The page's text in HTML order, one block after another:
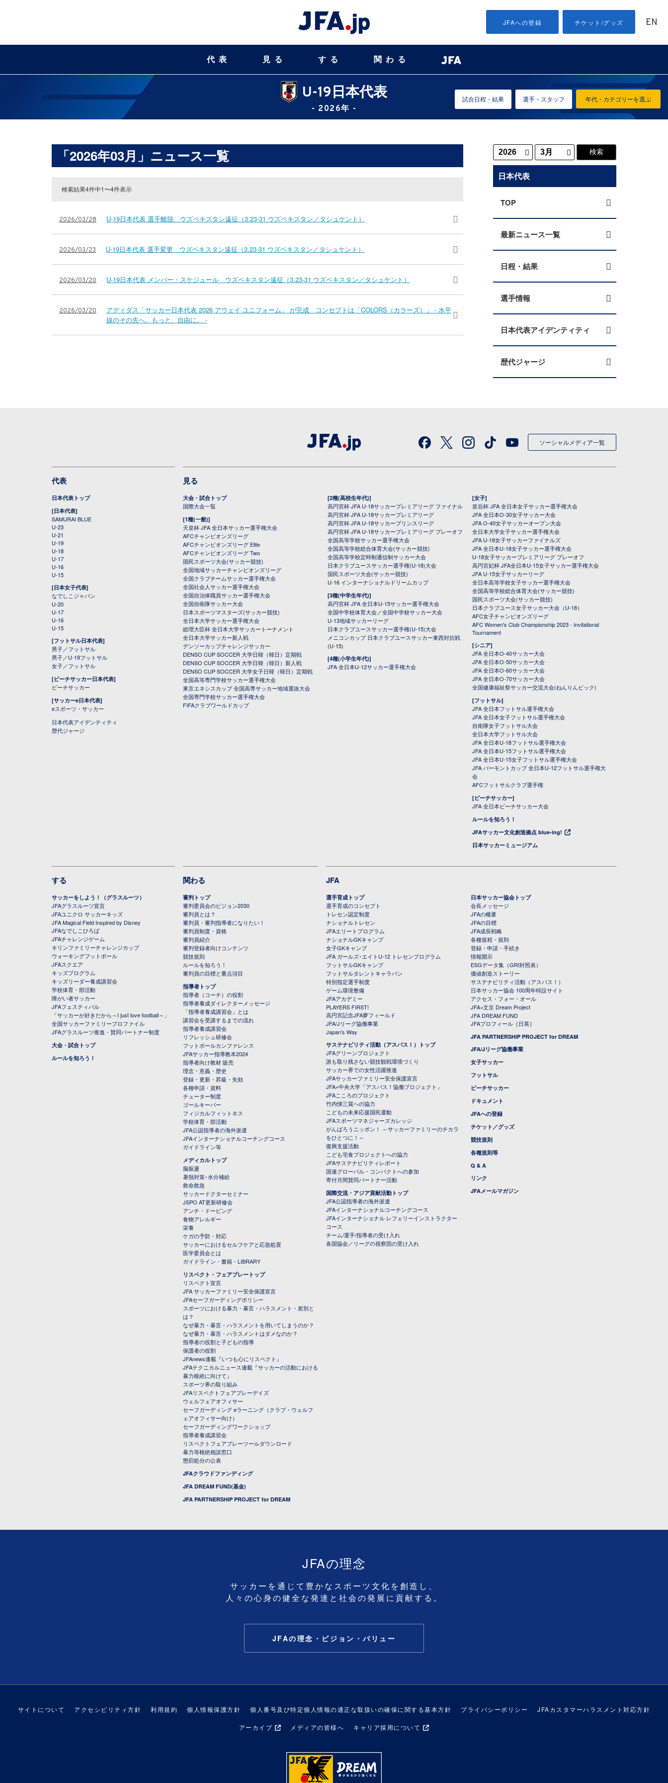
JFAへの登録 チケット/グッズ EN
代表 見る する 関わる
U-19日本代表
- 2026年 -
年代・カテゴリーを選ぶ
試合日程・結果 選手・スタッフ
「2026年03月」ニュース一覧
検索結果4件中1〜4件表示
2026/03/28 U-19日本代表 選手離脱 ウズベキスタン遠征（3.23-31 ウズベキスタン／タシュケント）
2026/03/23 U-19日本代表 選手変更 ウズベキスタン遠征（3.23-31 ウズベキスタン／タシュケント）
2026/03/20 U-19日本代表 メンバー・スケジュール ウズベキスタン遠征（3.23-31 ウズベキスタン／タシュケント）
2026/03/20
アディダス「サッカー日本代表 2026 アウェイ ユニフォーム」 が完成 コンセプトは「COLORS（カラーズ）」 - 水平
線のその先へ。もっと、自由に。 -
日本代表
TOP
最新ニュース一覧
日程・結果
選手情報
日本代表アイデンティティ
歴代ジャージ
ソーシャルメディア一覧
代表
日本代表トップ
[日本代表]
SAMURAI BLUE
U-23
U-21
U-19
U-18
U-17
U-16
U-15
[日本女子代表]
なでしこジャパン
U-20
U-17
U-16
U-15
[フットサル日本代表]
男子／フットサル
男子／U-19フットサル
女子／フットサル
[ビーチサッカー日本代表]
ビーチサッカー
[サッカーe日本代表]
eスポーツ・サッカー
日本代表アイデンティティ
歴代ジャージ
見る
大会・試合トップ
国際大会一覧
[1種(一般)]
天皇杯 JFA 全日本サッカー選手権大会
AFCチャンピオンズリーグ
AFCチャンピオンズリーグ Elite
AFCチャンピオンズリーグ Two
国民スポーツ大会(サッカー競技)
全国地域サッカーチャンピオンズリーグ
全国クラブチームサッカー選手権大会
全国社会人サッカー選手権大会
全国自治体職員サッカー選手権大会
全国自衛隊サッカー大会
日本スポーツマスターズ(サッカー競技)
全日本大学サッカー選手権大会
総理大臣杯 全日本大学サッカートーナメント
全日本大学サッカー新人戦
デンソーカップチャレンジサッカー
DENSO CUP SOCCER 大学日韓（韓日）定期戦
DENSO CUP SOCCER 大学日韓（韓日）新人戦
DENSO CUP SOCCER 大学女子日韓（韓日）定期戦
全国高等専門学校サッカー選手権大会
東京エネシスカップ 全国高専サッカー地域選抜大会
全国専門学校サッカー選手権大会
FIFAクラブワールドカップ
[2種(高校生年代)]
高円宮杯 JFA U-18サッカープレミアリーグ ファイナル
高円宮杯 JFA U-18サッカープレミアリーグ
高円宮杯 JFA U-18サッカープリンスリーグ
高円宮杯 JFA U-18サッカープレミアリーグ プレーオフ
全国高等学校サッカー選手権大会
全国高等学校総合体育大会(サッカー競技)
全国高等学校定時制通信制サッカー大会
日本クラブユースサッカー選手権(U-18)大会
国民スポーツ大会(サッカー競技)
U-16 インターナショナルドリームカップ
[3種(中学生年代)]
高円宮杯 JFA 全日本U-15サッカー選手権大会
全国中学校体育大会／全国中学校サッカー大会
U-13地域サッカーリーグ
日本クラブユースサッカー選手権(U-15)大会
メニコンカップ 日本クラブユースサッカー東西対抗戦
(U-15)
[4種(小学生年代)]
JFA 全日本U-12サッカー選手権大会
[女子]
皇后杯 JFA 全日本女子サッカー選手権大会
JFA 全日本O-30女子サッカー大会
JFA O-40女子サッカーオープン大会
全日本大学女子サッカー選手権大会
JFA U-18女子サッカーファイナルズ
JFA 全日本U-18女子サッカー選手権大会
U-18女子サッカープレミアリーグ プレーオフ
高円宮妃杯 JFA全日本U-15女子サッカー選手権大会
JFA U-15女子サッカーリーグ
全日本高等学校女子サッカー選手権大会
全国高等学校総合体育大会(サッカー競技)
国民スポーツ大会(サッカー競技)
日本クラブユース女子サッカー大会（U-18）
AFC女子チャンピオンズリーグ
AFC Women's Club Championship 2023 - Invitational
Tournament
[シニア]
JFA 全日本O-40サッカー大会
JFA 全日本O-50サッカー大会
JFA 全日本O-60サッカー大会
JFA 全日本O-70サッカー大会
全国健康福祉祭サッカー交流大会(ねんりんピック)
[フットサル]
JFA 全日本フットサル選手権大会
JFA 全日本女子フットサル選手権大会
自衛隊女子フットサル大会
全日本大学フットサル大会
JFA 全日本U-18フットサル選手権大会
JFA 全日本U-15フットサル選手権大会
JFA 全日本U-15女子フットサル選手権大会
JFA バーモントカップ 全日本U-12フットサル選手権大
会
AFCフットサルクラブ選手権
[ビーチサッカー]
JFA 全日本ビーチサッカー大会
ルールを知ろう！
JFAサッカー文化創造拠点 blue-ing!
日本サッカーミュージアム
する
サッカーをしよう！（グラスルーツ）
JFAグラスルーツ宣言
JFAユニクロ サッカーキッズ
JFA Magical Field Inspired by Disney
JFAなでしこひろば
JFAチャレンジゲーム
キリンファミリーチャレンジカップ
ウォーキングフットボール
JFAスクエア
キッズプログラム
キッズリーダー養成講習会
学校体育・部活動
障がい者サッカー
JFAフェスティバル
「サッカーが好きだから～I just love football～」
全国サッカーファミリープロファイル
JFAグラスルーツ推進・賛同パートナー制度
大会・試合トップ
ルールを知ろう！
関わる
審判トップ
審判委員会のビジョン2030
審判員とは？
審判員・審判指導者になりたい！
審判員制度・資格
審判員紹介
審判登録者向けコンテンツ
競技規則
ルールを知ろう！
審判員の目標と重点項目
指導者トップ
指導者（コーチ）の役割
指導者養成ダイレクターメッセージ
「指導者養成講習会」とは
講習会を受講するまでの流れ
指導者養成講習会
リフレッシュ研修会
フットボールカンファレンス
JFAサッカー指導教本2024
指導者向け教材 販売
理念・意義・歴史
登録・更新・昇級・失効
各種申請・資料
チューター制度
ゴールキーパー
フィジカルフィットネス
学校体育・部活動
JFA公認指導者の海外派遣
JFAインターナショナルコーチングコース
ガイドライン等
メディカルトップ
脳振盪
暑熱対策･水分補給
救命救急
サッカードクターセミナー
JSPO AT更新研修会
アンチ・ドーピング
食物アレルギー
栄養
ケガの予防・対応
サッカーにおけるセルフケアと応急処置
医学委員会とは
ガイドライン・書籍・LIBRARY
リスペクト・フェアプレートップ
リスペクト宣言
JFA サッカーファミリー安全保護宣言
JFAセーフガーディングポリシー
スポーツにおける暴力・暴言・ハラスメント・差別と
は？
なぜ暴力・暴言・ハラスメントを用いてしまうのか？
なぜ暴力・暴言・ハラスメントはダメなのか？
指導者の役割と子どもの指導
保護者の役割
JFAnews連載『いつも心にリスペクト』
JFAテクニカルニュース連載『サッカーの活動における
暴力根絶に向けて』
スポーツ界の取り組み
JFAリスペクトフェアプレーデイズ
ウェルフェアオフィサー
セーフガーディング eラーニング（クラブ・ウェルフ
ェアオフィサー向け）
セーフガーディングワークショップ
指導者養成講習会
リスペクトフェアプレーツールダウンロード
暴力等根絶相談窓口
懲罰処分の公表
JFAクラウドファンディング
JFA DREAM FUND(基金)
JFA PARTNERSHIP PROJECT for DREAM
JFA
選手育成トップ
選手育成のコンセプト
トレセン認定制度
ナショナルトレセン
JFAエリートプログラム
ナショナルGKキャンプ
女子GKキャンプ
JFA ガールズ･エイトU-12 トレセンプログラム
フットサルGKキャンプ
フットサルタレントキャラバン
特別指定選手制度
ゲーム環境整備
JFAアカデミー
PLAYERS FIRST!
高円宮記念JFA夢フィールド
JFA/Jリーグ協働事業
Japan's Way
サステナビリティ活動（アスパス！）トップ
JFAグリーンプロジェクト
誰も取り残さない競技観戦環境づくり
サッカー界での女性活躍推進
JFAサッカーファミリー安全保護宣言
JFA×中央大学「アスパス！協働プロジェクト」
JFAこころのプロジェクト
竹内悌三賞への協力
こどもの未来応援国民運動
JFAスポーツマネジャーズカレッジ
がんばろうニッポン！ ～サッカーファミリーのチカラ
をひとつに！～
復興支援活動
こども宅食プロジェクトへの協力
JFAサステナビリティレポート
国連グローバル・コンパクトへの参加
寄付月間賛同パートナー活動
国際交流・アジア貢献活動トップ
JFA公認指導者の海外派遣
JFAインターナショナルコーチングコース
JFAインターナショナル レフェリーインストラクター
コース
チーム/選手/指導者の受け入れ
各国協会／リーグの視察団の受け入れ
日本サッカー協会トップ
会長メッセージ
JFAの概要
JFAの目標
JFA成長戦略
各種規程・規則
登録・申請・手続き
情報開示
ESGデータ集（GRI対照表）
価値創造ストーリー
サステナビリティ活動（アスパス！）
日本サッカー協会 100周年特設サイト
アクセス・フォー・オール
JFA×文京 Dream Project
JFA DREAM FUND
JFAプロフィール［日英］
JFA PARTNERSHIP PROJECT for DREAM
JFA/Jリーグ協働事業
女子サッカー
フットサル
ビーチサッカー
ドキュメント
JFAへの登録
チケット／グッズ
競技規則
各種規則等
Q & A
リンク
JFAメールマガジン
JFAの理念
サッカーを通じて豊かなスポーツ文化を創造し、
人々の心身の健全な発達と社会の発展に貢献する。
JFAの理念・ビジョン・バリュー
サイトについて アクセシビリティ方針 利用規約 個人情報保護方針 個人番号及び特定個人情報の適正な取扱いの確保に関する基本方針 プライバシーポリシー JFAカスタマーハラスメント対応方針
アーカイブ メディアの皆様へ キャリア採用について